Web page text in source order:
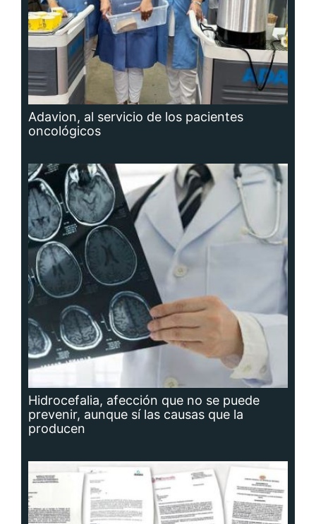
Adavion, al servicio de los pacientes
oncológicos
Hidrocefalia, afección que no se puede
prevenir, aunque sí las causas que la
producen